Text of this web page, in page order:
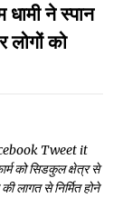
ने स्पान
लोगों को
Tweet it
को सिडकुल क्षेत्र से
लागत से निर्मित होने